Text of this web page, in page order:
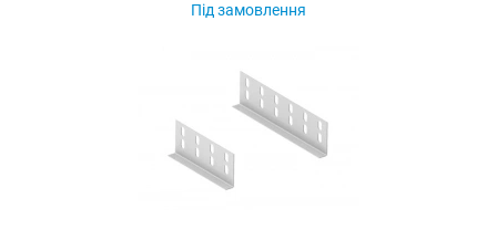
Під замовлення